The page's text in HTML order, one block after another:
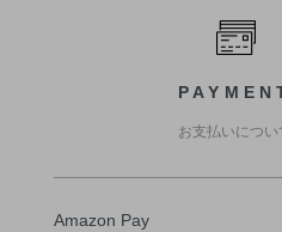
お支払いについ
Amazon Pay